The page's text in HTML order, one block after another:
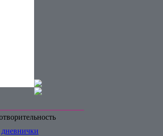
дневнички